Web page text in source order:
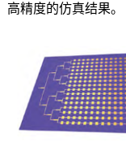
高精度的仿真结果。